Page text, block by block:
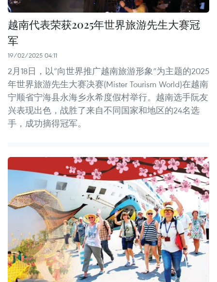
越南代表荣获2025年世界旅游先生大赛冠
军
19/02/2025 04:11
2月18日，以“向世界推广越南旅游形象”为主题的2025
年世界旅游先生大赛决赛(Mister Tourism World)在越南
宁顺省宁海县永海乡永希度假村举行。越南选手阮友
兴表现出色，战胜了来自不同国家和地区的24名选
手，成功摘得冠军。